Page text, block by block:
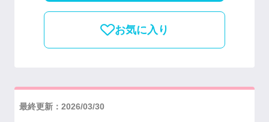
お気に入り
最終更新：2026/03/30